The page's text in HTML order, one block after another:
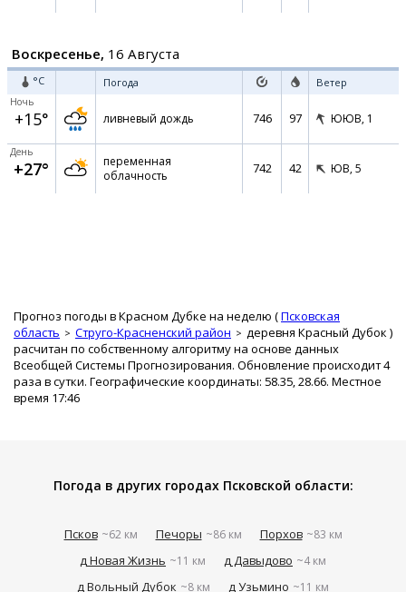
Воскресенье, 16 Августа
°C Погода Ветер
Ночь
+15° ливневый дождь 746 97 ЮЮВ, 1
День
+27°
переменная
облачность
742 42 ЮВ, 5
Прогноз погоды в Красном Дубке на неделю (Псковская
область
Струго-Красненский район деревня Красный Дубок )
расчитан по собственному алгоритму на основе данных
Всеобщей Системы Прогнозирования. Обновление происходит 4
раза в сутки. Географические координаты: 58.35, 28.66. Местное
время 17:46
Погода в других городах Псковской области:
Псков ~62 км Печоры ~86 км Порхов ~83 км
д Новая Жизнь ~11 км д Давыдово ~4 км
д Вольный Дубок ~8 км д Узьмино ~11 км